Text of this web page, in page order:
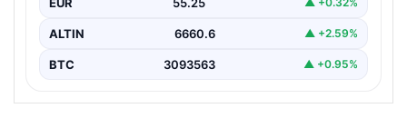
ALTIN 6660.6 ▲ +2.59%
BTC 3093563 ▲ +0.95%